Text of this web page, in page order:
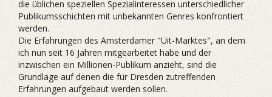
die üblichen speziellen Spezialinteressen unterschiedlicher
Publikumsschichten mit unbekannten Genres konfrontiert
werden.
Die Erfahrungen des Amsterdamer "Uit-Marktes", an dem
ich nun seit 16 Jahren mitgearbeitet habe und der
inzwischen ein Millionen-Publikum anzieht, sind die
Grundlage auf denen die für Dresden zutreffenden
Erfahrungen aufgebaut werden sollen.